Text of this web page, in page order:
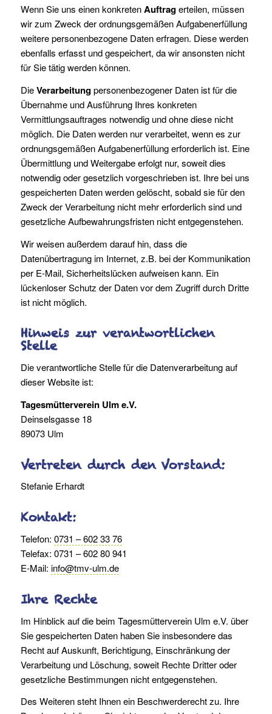
Wenn Sie uns einen konkretenAuftragerteilen, müssen
wir zum Zweck der ordnungsgemäßen Aufgabenerfüllung
weitere personenbezogene Daten erfragen. Diese werden
ebenfalls erfasst und gespeichert, da wir ansonsten nicht
für Sie tätig werden können.
DieVerarbeitungpersonenbezogener Daten ist für die
Übernahme und Ausführung Ihres konkreten
Vermittlungsauftrages notwendig und ohne diese nicht
möglich. Die Daten werden nur verarbeitet, wenn es zur
ordnungsgemäßen Aufgabenerfüllung erforderlich ist. Eine
Übermittlung und Weitergabe erfolgt nur, soweit dies
notwendig oder gesetzlich vorgeschrieben ist. Ihre bei uns
gespeicherten Daten werden gelöscht, sobald sie für den
Zweck der Verarbeitung nicht mehr erforderlich sind und
gesetzliche Aufbewahrungsfristen nicht entgegenstehen.
Wir weisen außerdem darauf hin, dass die
Datenübertragung im Internet, z.B. bei der Kommunikation
per E-Mail, Sicherheitslücken aufweisen kann. Ein
lückenloser Schutz der Daten vor dem Zugriff durch Dritte
ist nicht möglich.
Hinweis zur verantwortlichen
Stelle
Die verantwortliche Stelle für die Datenverarbeitung auf
dieser Website ist:
Tagesmütterverein Ulm e.V.
Deinselsgasse 18
89073 Ulm
Vertreten durch den Vorstand:
Stefanie Erhardt
Kontakt:
Telefon: 0731 – 602 33 76
Telefax: 0731 – 602 80 941
E-Mail: info@tmv-ulm.de
Ihre Rechte
Im Hinblick auf die beim Tagesmütterverein Ulm e.V. über
Sie gespeicherten Daten haben Sie insbesondere das
Recht auf Auskunft, Berichtigung, Einschränkung der
Verarbeitung und Löschung, soweit Rechte Dritter oder
gesetzliche Bestimmungen nicht entgegenstehen.
Des Weiteren steht Ihnen ein Beschwerderecht zu. Ihre